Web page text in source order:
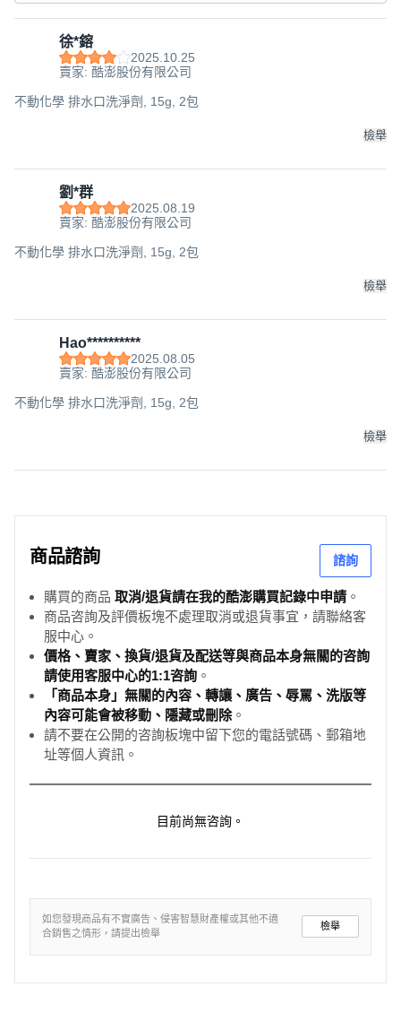
徐*鎔
2025.10.25
賣家: 酷澎股份有限公司
不動化學 排水口洗淨劑, 15g, 2包
檢舉
劉*群
2025.08.19
賣家: 酷澎股份有限公司
不動化學 排水口洗淨劑, 15g, 2包
檢舉
Hao**********
2025.08.05
賣家: 酷澎股份有限公司
不動化學 排水口洗淨劑, 15g, 2包
檢舉
商品諮詢 諮詢
購買的商品 取消/退貨請在我的酷澎購買記錄中申請 。
商品咨詢及評價板塊不處理取消或退貨事宜，請聯絡客
服中心。
價格、賣家、換貨/退貨及配送等與商品本身無關的咨詢
請使用客服中心的1:1咨詢 。
「商品本身」無關的內容、轉讓、廣告、辱罵、洗版等
內容可能會被移動、隱藏或刪除。
請不要在公開的咨詢板塊中留下您的電話號碼、郵箱地
址等個人資訊。
目前尚無咨詢。
如您發現商品有不實廣告、侵害智慧財產權或其他不適
合銷售之情形，請提出檢舉
檢舉